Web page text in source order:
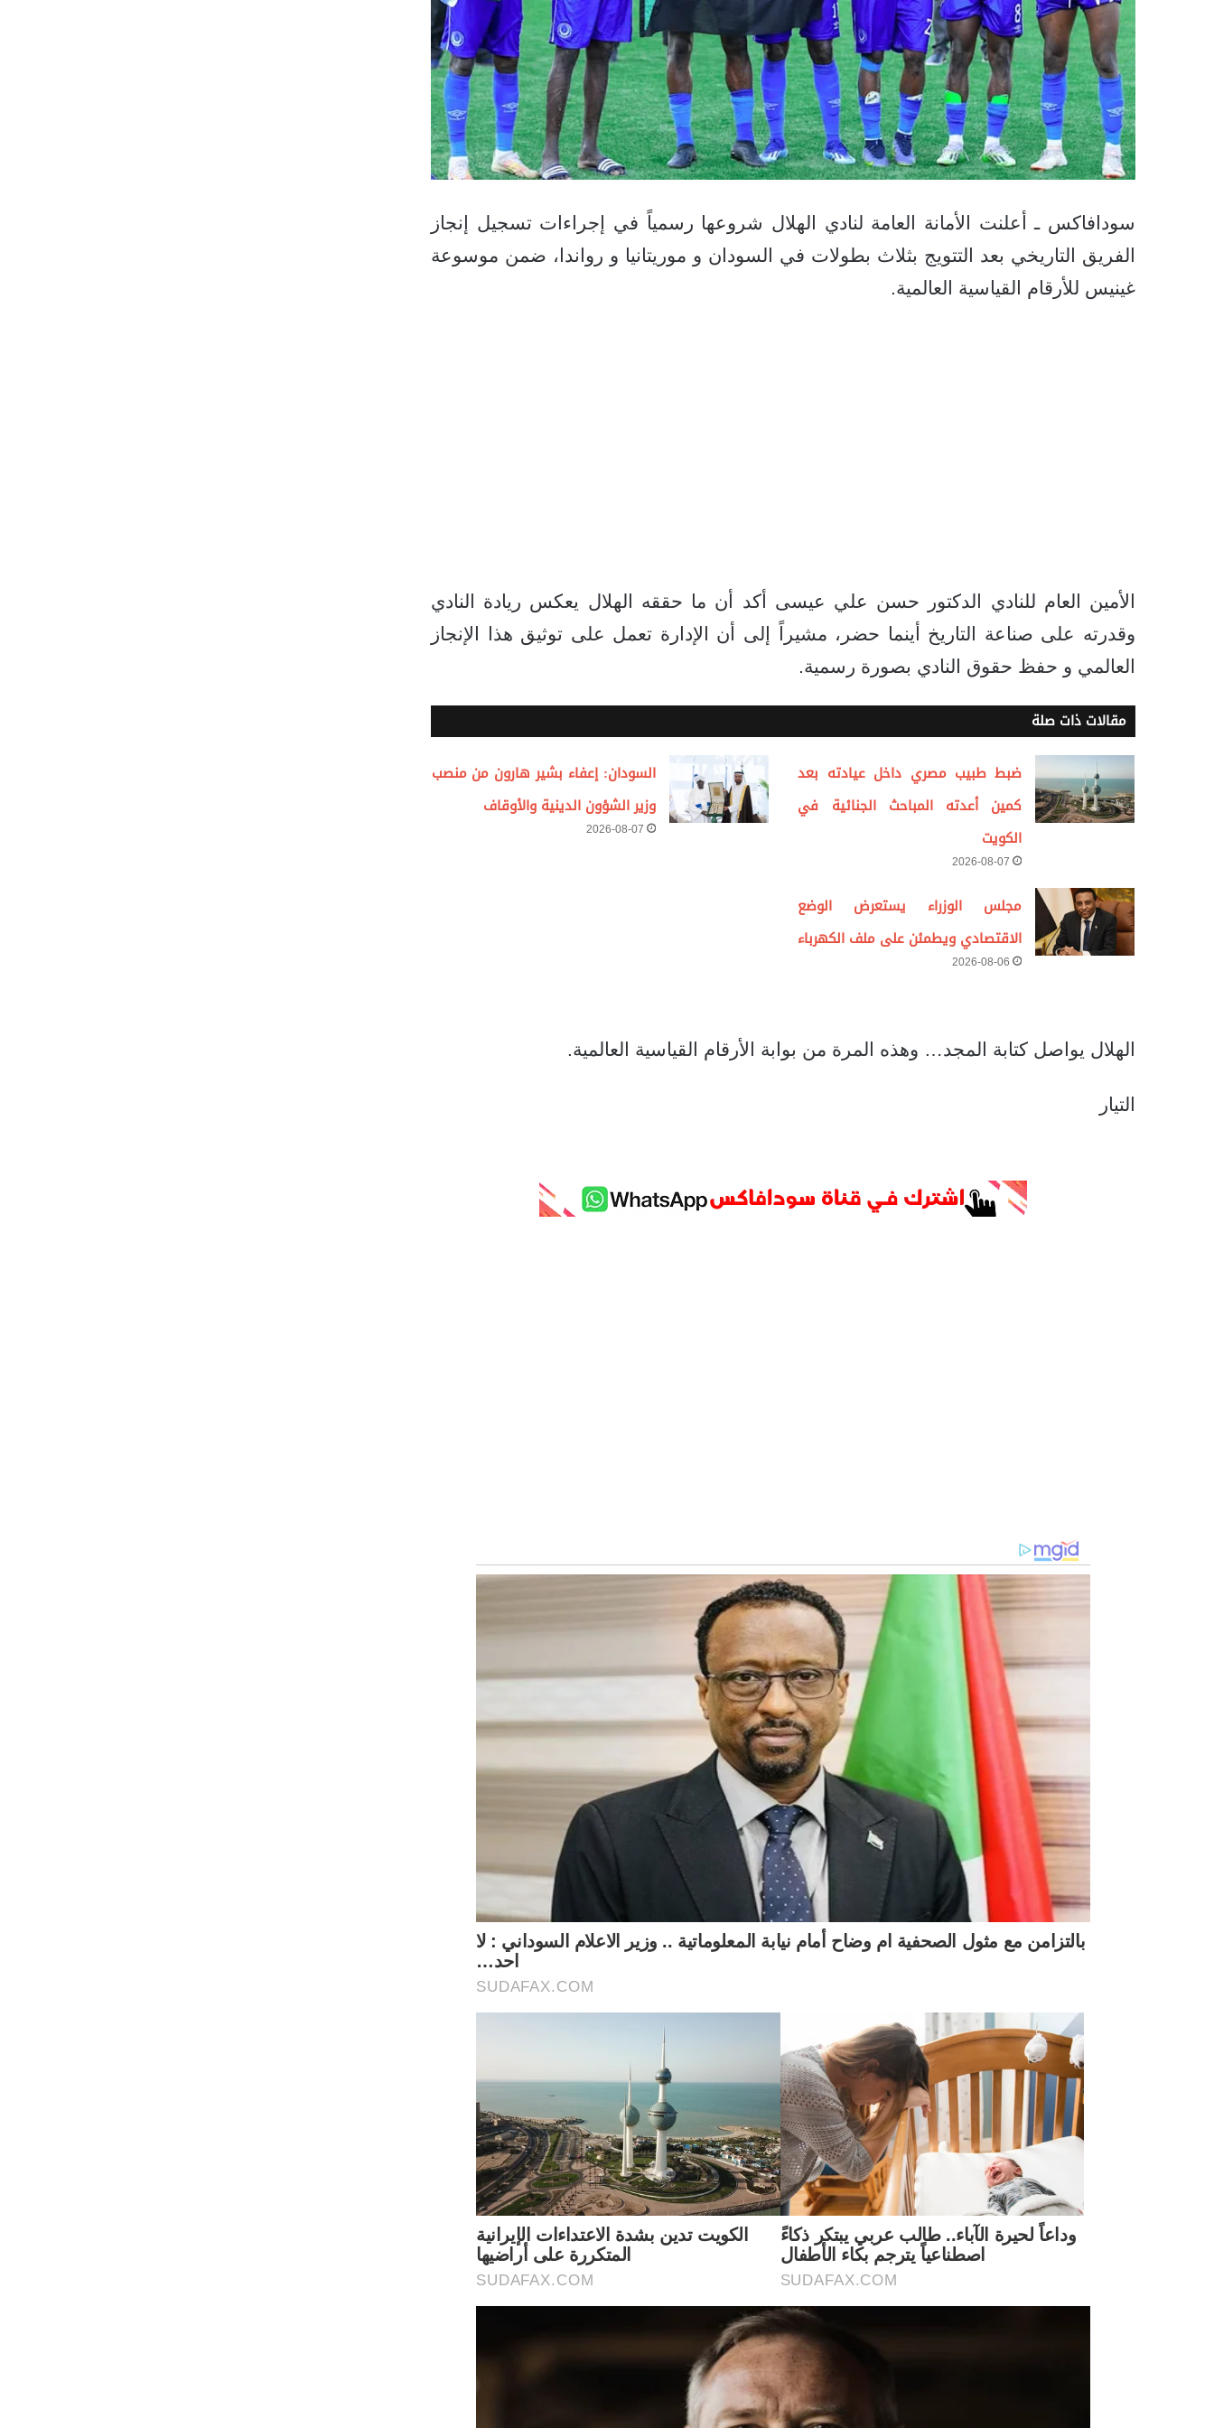
سودافاكس ـ أعلنت الأمانة العامة لنادي الهلال شروعها رسمياً في إجراءات تسجيل إنجاز
الفريق التاريخي بعد التتويج بثلاث بطولات في السودان و موريتانيا و رواندا، ضمن موسوعة
غينيس للأرقام القياسية العالمية.
الأمين العام للنادي الدكتور حسن علي عيسى أكد أن ما حققه الهلال يعكس ريادة النادي
وقدرته على صناعة التاريخ أينما حضر، مشيراً إلى أن الإدارة تعمل على توثيق هذا الإنجاز
العالمي و حفظ حقوق النادي بصورة رسمية.
مقالات ذات صلة
ضبط طبيب مصري داخل عيادته بعد
كمين أعدته المباحث الجنائية في
الكويت
2026-08-07
السودان: إعفاء بشير هارون من منصب
وزير الشؤون الدينية والأوقاف
2026-08-07
مجلس الوزراء يستعرض الوضع
الاقتصادي ويطمئن على ملف الكهرباء
2026-08-06
الهلال يواصل كتابة المجد… وهذه المرة من بوابة الأرقام القياسية العالمية.
التيار